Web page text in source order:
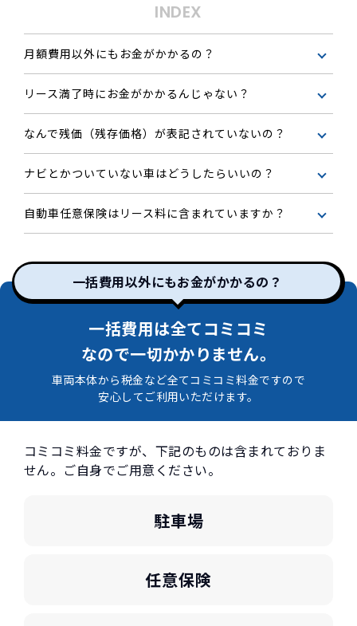
INDEX
月額費用以外にもお金がかかるの？
リース満了時にお金がかかるんじゃない？
なんで残価（残存価格）が表記されていないの？
ナビとかついていない車はどうしたらいいの？
自動車任意保険はリース料に含まれていますか？
一括費用以外にもお金がかかるの？
一括費用は全てコミコミ
なので一切かかりません。
車両本体から税金など全てコミコミ料金ですので
安心してご利用いただけます。
コミコミ料金ですが、下記のものは含まれておりま
せん。ご自身でご用意ください。
駐車場
任意保険